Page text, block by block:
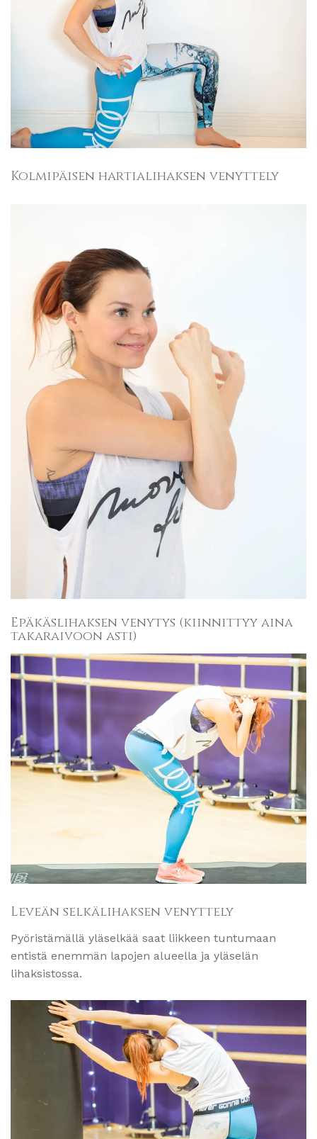
Kolmipäisen hartialihaksen venyttely
Epäkäslihaksen venytys (kiinnittyy aina
takaraivoon asti)
Leveän selkälihaksen venyttely
Pyöristämällä yläselkää saat liikkeen tuntumaan
entistä enemmän lapojen alueella ja yläselän
lihaksistossa.